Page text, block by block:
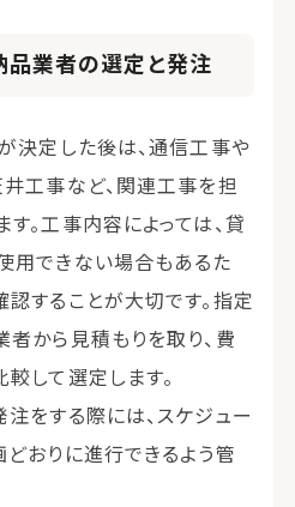
品業者の選定と発注
決定した後は、通信工事や
工事など、関連工事を担
。工事内容によっては、貸
用できない場合もあるた
することが大切です。指定
から見積もりを取り、費
して選定します。
をする際には、スケジュー
おりに進行できるよう管